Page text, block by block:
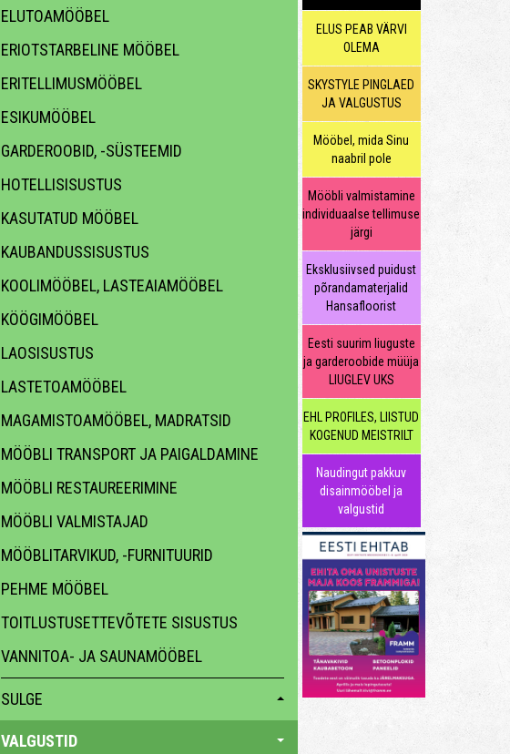
ELUTOAMÖÖBEL
ERIOTSTARBELINE MÖÖBEL
ERITELLIMUSMÖÖBEL
ESIKUMÖÖBEL
GARDEROOBID, -SÜSTEEMID
HOTELLISISUSTUS
KASUTATUD MÖÖBEL
KAUBANDUSSISUSTUS
KOOLIMÖÖBEL, LASTEAIAMÖÖBEL
KÖÖGIMÖÖBEL
LAOSISUSTUS
LASTETOAMÖÖBEL
MAGAMISTOAMÖÖBEL, MADRATSID
MÖÖBLI TRANSPORT JA PAIGALDAMINE
MÖÖBLI RESTAUREERIMINE
MÖÖBLI VALMISTAJAD
MÖÖBLITARVIKUD, -FURNITUURID
PEHME MÖÖBEL
TOITLUSTUSETTEVÕTETE SISUSTUS
VANNITOA- JA SAUNAMÖÖBEL
SULGE
VALGUSTID
ELUS PEAB VÄRVI
OLEMA
SKYSTYLE PINGLAED
JA VALGUSTUS
Mööbel, mida Sinu
naabril pole
Mööbli valmistamine
individuaalse tellimuse
järgi
Eksklusiivsed puidust
põrandamaterjalid
Hansafloorist
Eesti suurim liuguste
ja garderoobide müüja
LIUGLEV UKS
EHL PROFILES, LIISTUD
KOGENUD MEISTRILT
Naudingut pakkuv
disainmööbel ja
valgustid